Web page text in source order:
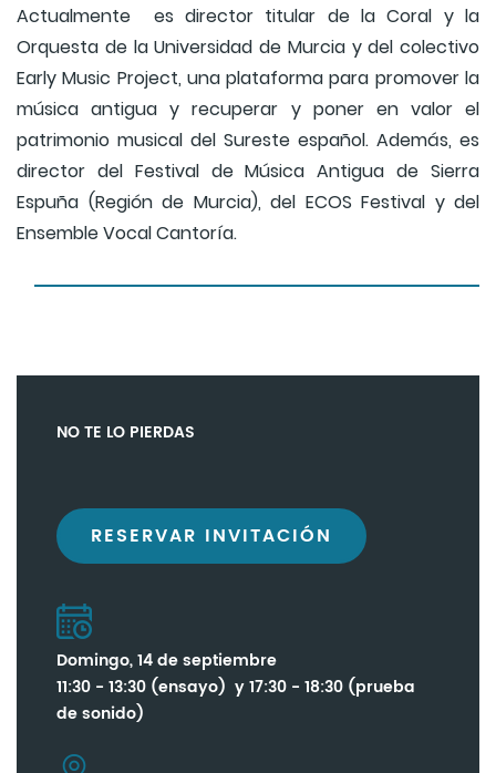
Actualmente es director titular de la Coral y la
Orquesta de la Universidad de Murcia y del colectivo
Early Music Project, una plataforma para promover la
música antigua y recuperar y poner en valor el
patrimonio musical del Sureste español. Además, es
director del Festival de Música Antigua de Sierra
Espuña (Región de Murcia), del ECOS Festival y del
Ensemble Vocal Cantoría.
NO TE LO PIERDAS
RESERVAR INVITACIÓN
Domingo, 14 de septiembre
11:30 - 13:30 (ensayo) y 17:30 - 18:30 (prueba
de sonido)